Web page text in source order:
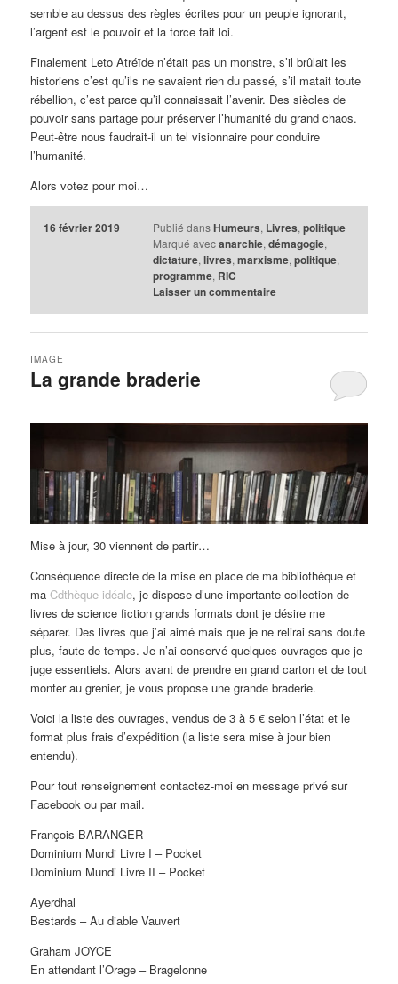
semble au dessus des règles écrites pour un peuple ignorant,
l’argent est le pouvoir et la force fait loi.
Finalement Leto Atréïde n’était pas un monstre, s’il brûlait les
historiens c’est qu’ils ne savaient rien du passé, s’il matait toute
rébellion, c’est parce qu’il connaissait l’avenir. Des siècles de
pouvoir sans partage pour préserver l’humanité du grand chaos.
Peut-être nous faudrait-il un tel visionnaire pour conduire
l’humanité.
Alors votez pour moi…
16 février 2019 Publié dans Humeurs, Livres, politique
Marqué avec anarchie, démagogie,
dictature, livres, marxisme, politique,
programme, RIC
Laisser un commentaire
La grande braderie
IMAGE
Mise à jour, 30 viennent de partir…
Conséquence directe de la mise en place de ma bibliothèque et
maCdthèque idéale, je dispose d’une importante collection de
livres de science fiction grands formats dont je désire me
séparer. Des livres que j’ai aimé mais que je ne relirai sans doute
plus, faute de temps. Je n’ai conservé quelques ouvrages que je
juge essentiels. Alors avant de prendre en grand carton et de tout
monter au grenier, je vous propose une grande braderie.
Voici la liste des ouvrages, vendus de 3 à 5 € selon l’état et le
format plus frais d’expédition (la liste sera mise à jour bien
entendu).
Pour tout renseignement contactez-moi en message privé sur
Facebook ou par mail.
François BARANGER
Dominium Mundi Livre I – Pocket
Dominium Mundi Livre II – Pocket
Ayerdhal
Bestards – Au diable Vauvert
Graham JOYCE
En attendant l’Orage – Bragelonne